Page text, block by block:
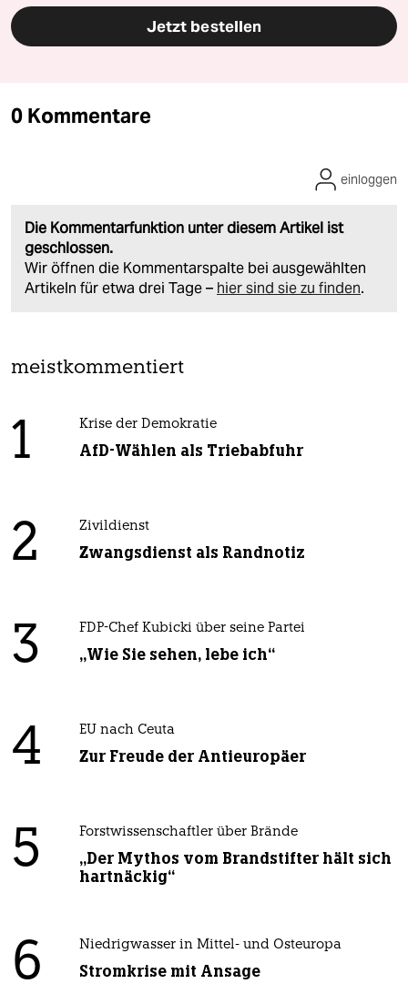
Jetzt bestellen
0 Kommentare
Die Kommentarfunktion unter diesem Artikel ist
geschlossen.
Wir öffnen die Kommentarspalte bei ausgewählten
Artikeln für etwa drei Tage – hier sind sie zu finden.
einloggen
meistkommentiert
1 Krise der Demokratie
AfD-Wählen als Triebabfuhr
2 Zivildienst
Zwangsdienst als Randnotiz
3 FDP-Chef Kubicki über seine Partei
„Wie Sie sehen, lebe ich“
4 EU nach Ceuta
Zur Freude der Antieuropäer
5 Forstwissenschaftler über Brände
„Der Mythos vom Brandstifter hält sich
hartnäckig“
6 Niedrigwasser in Mittel- und Osteuropa
Stromkrise mit Ansage